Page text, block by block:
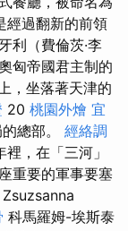
經過翻新的前領
利（費倫茨·李
匈帝國君主制的
，坐落著天津的
20 桃園外燴 宜
總部。 經絡調
，在「三河」
重要的軍事要塞
Zsuzsanna
科馬羅姆-埃斯泰